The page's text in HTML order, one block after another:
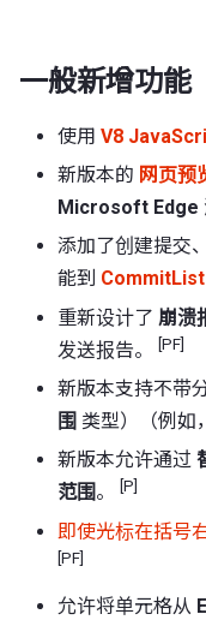
一般新增功能
使用 V8
新版本的 网页预
Microsoft Edge
添加了创建提交
能到 CommitList
重新设计了 崩溃
发送报告。
[PF]
新版本支持不带
围 类型）（例如
新版本允许通过
范围。 [P]
即使光标在括号
[PF]
允许将单元格从